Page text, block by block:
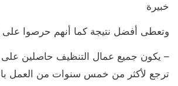
أفضل نتيجة كما أنهم حرصوا على أن:
يكون جميع عمال التنظيف حاصلين على
لأكثر من خمس سنوات من العمل